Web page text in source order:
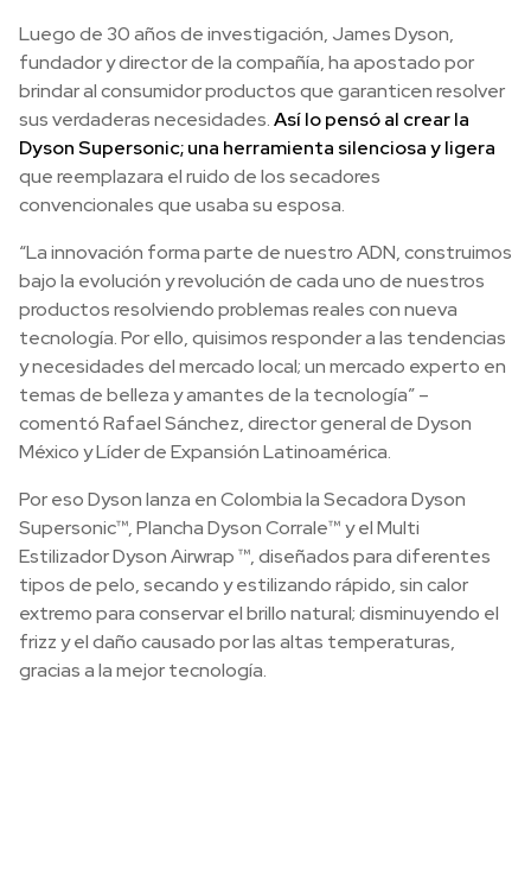
Luego de 30 años de investigación, James Dyson,
fundador y director de la compañía, ha apostado por
brindar al consumidor productos que garanticen resolver
sus verdaderas necesidades.Así lo pensó al crear la
Dyson Supersonic; una herramienta silenciosa y ligera
que reemplazara el ruido de los secadores
convencionales que usaba su esposa.
“La innovación forma parte de nuestro ADN, construimos
bajo la evolución y revolución de cada uno de nuestros
productos resolviendo problemas reales con nueva
tecnología. Por ello, quisimos responder a las tendencias
y necesidades del mercado local; un mercado experto en
temas de belleza y amantes de la tecnología” –
comentó Rafael Sánchez, director general de Dyson
México y Líder de Expansión Latinoamérica.
Por eso Dyson lanza en Colombia la Secadora Dyson
Supersonic™, Plancha Dyson Corrale™ y el Multi
Estilizador Dyson Airwrap ™, diseñados para diferentes
tipos de pelo, secando y estilizando rápido, sin calor
extremo para conservar el brillo natural; disminuyendo el
frizz y el daño causado por las altas temperaturas,
gracias a la mejor tecnología.